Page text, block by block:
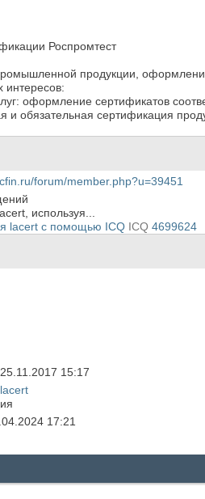
Роспромтест
продукции,
интересов:
оформление сертификатов
и обязательная сертификация
forum/member.php?u=39451
используя...
ICQ 4699624
25.11.2017 15:17
17:21